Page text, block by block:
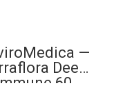
—
Deep
60